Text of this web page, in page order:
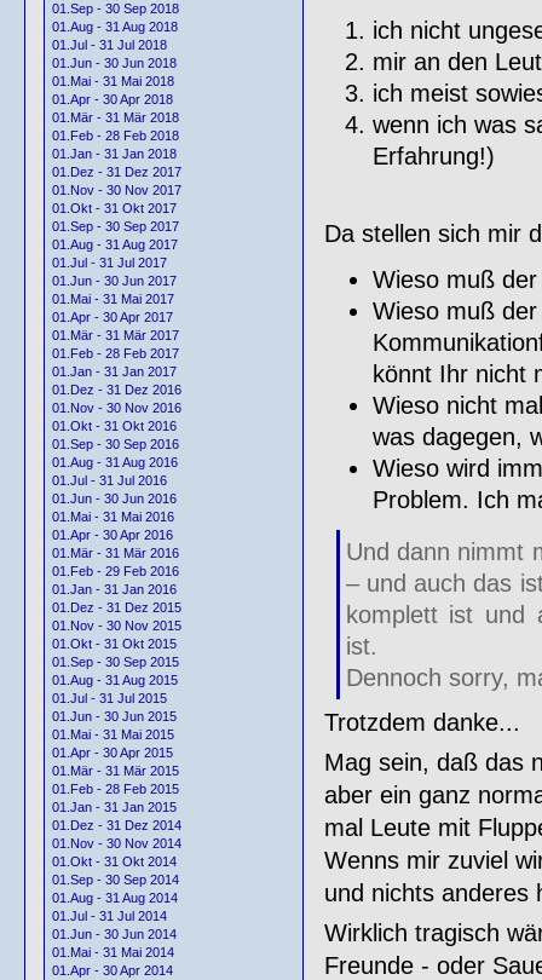
01.Sep - 30 Sep 2018
01.Aug - 31 Aug 2018
01.Jul - 31 Jul 2018
01.Jun - 30 Jun 2018
01.Mai - 31 Mai 2018
01.Apr - 30 Apr 2018
01.Mär - 31 Mär 2018
01.Feb - 28 Feb 2018
01.Jan - 31 Jan 2018
01.Dez - 31 Dez 2017
01.Nov - 30 Nov 2017
01.Okt - 31 Okt 2017
01.Sep - 30 Sep 2017
01.Aug - 31 Aug 2017
01.Jul - 31 Jul 2017
01.Jun - 30 Jun 2017
01.Mai - 31 Mai 2017
01.Apr - 30 Apr 2017
01.Mär - 31 Mär 2017
01.Feb - 28 Feb 2017
01.Jan - 31 Jan 2017
01.Dez - 31 Dez 2016
01.Nov - 30 Nov 2016
01.Okt - 31 Okt 2016
01.Sep - 30 Sep 2016
01.Aug - 31 Aug 2016
01.Jul - 31 Jul 2016
01.Jun - 30 Jun 2016
01.Mai - 31 Mai 2016
01.Apr - 30 Apr 2016
01.Mär - 31 Mär 2016
01.Feb - 29 Feb 2016
01.Jan - 31 Jan 2016
01.Dez - 31 Dez 2015
01.Nov - 30 Nov 2015
01.Okt - 31 Okt 2015
01.Sep - 30 Sep 2015
01.Aug - 31 Aug 2015
01.Jul - 31 Jul 2015
01.Jun - 30 Jun 2015
01.Mai - 31 Mai 2015
01.Apr - 30 Apr 2015
01.Mär - 31 Mär 2015
01.Feb - 28 Feb 2015
01.Jan - 31 Jan 2015
01.Dez - 31 Dez 2014
01.Nov - 30 Nov 2014
01.Okt - 31 Okt 2014
01.Sep - 30 Sep 2014
01.Aug - 31 Aug 2014
01.Jul - 31 Jul 2014
01.Jun - 30 Jun 2014
01.Mai - 31 Mai 2014
01.Apr - 30 Apr 2014
ich nicht
mir an den
ich meist
wenn ich was
Erfahrung!)
Da stellen sich mir
Wieso muß
Wieso muß
könnt Ihr nicht
Wieso nicht
was dagegen,
Wieso wird
Problem. Ich
Und dann nimmt
– und auch das
komplett ist und
ist.
Dennoch sorry,
Trotzdem danke...
Mag sein, daß das
aber ein ganz
mal Leute mit
Wenns mir zuviel
und nichts anderes
Wirklich tragisch
Freunde - oder